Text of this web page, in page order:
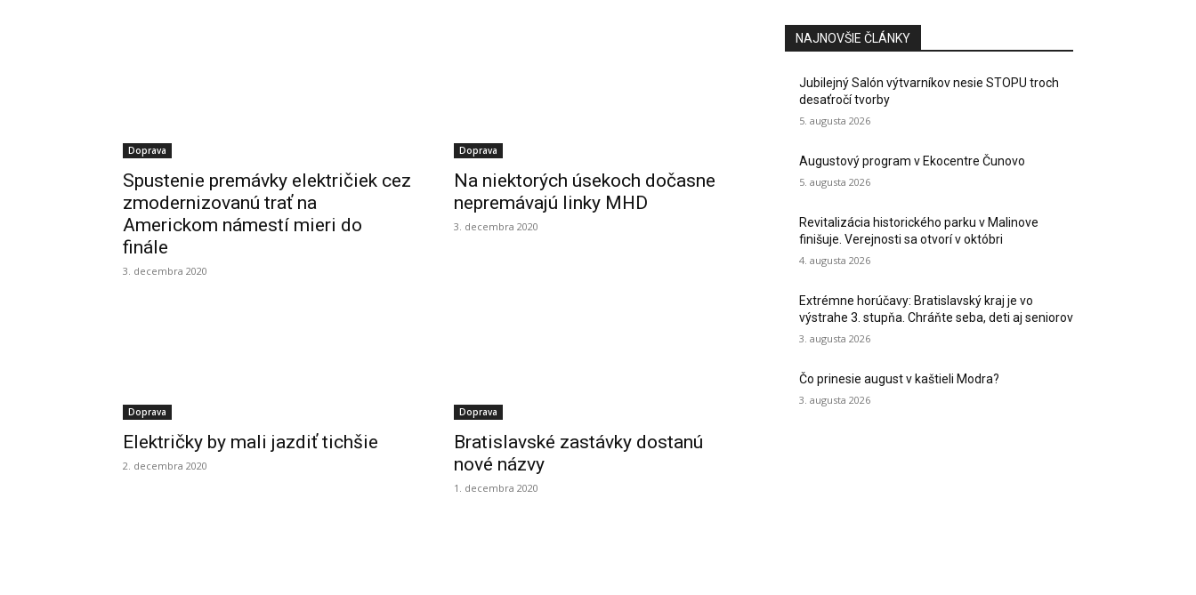
Doprava
Spustenie premávky električiek cez
zmodernizovanú trať na
Americkom námestí mieri do
finále
3. decembra 2020
Doprava
Na niektorých úsekoch dočasne
nepremávajú linky MHD
3. decembra 2020
Doprava
Električky by mali jazdiť tichšie
2. decembra 2020
Doprava
Bratislavské zastávky dostanú
nové názvy
1. decembra 2020
NAJNOVŠIE ČLÁNKY
Jubilejný Salón výtvarníkov nesie STOPU troch
desaťročí tvorby
5. augusta 2026
Augustový program v Ekocentre Čunovo
5. augusta 2026
Revitalizácia historického parku v Malinove
finišuje. Verejnosti sa otvorí v októbri
4. augusta 2026
Extrémne horúčavy: Bratislavský kraj je vo
výstrahe 3. stupňa. Chráňte seba, deti aj seniorov
3. augusta 2026
Čo prinesie august v kaštieli Modra?
3. augusta 2026